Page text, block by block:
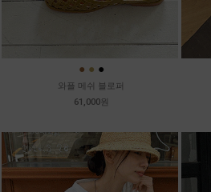
● ● ●
와플 메쉬 블로퍼
61,000원